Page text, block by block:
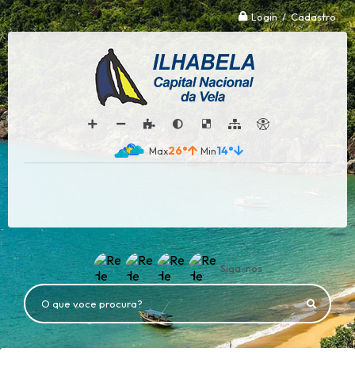
Login / Cadastro
26° 14°
Siga-nos
O que voce procura?